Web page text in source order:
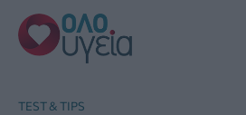
Μετάβαση
στο
περιεχόμενο
TEST & TIPS